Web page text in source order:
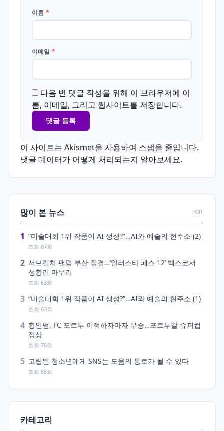
이름 *
이메일 *
다음 번 댓글 작성을 위해 이 브라우저에 이
름, 이메일, 그리고 웹사이트를 저장합니다.
이 사이트는 Akismet을 사용하여 스팸을 줄입니다.
댓글 데이터가 어떻게 처리되는지 알아보세요.
많이 본 뉴스 HOT
1 “미술대회 1위 작품이 AI 생성?”…AI와 예술의 현주소 (2)
조회 87회
2 서브컬처 팬덤 부산 집결…‘일러스타 페스 12’ 벡스코서
성황리 마무리
조회 63회
3 “미술대회 1위 작품이 AI 생성?”…AI와 예술의 현주소 (1)
조회 63회
4 황인범, FC 포르투 이적하자마자 우승…포르투갈 슈퍼컵
정상
조회 76회
5 고립된 청소년에게 SNS는 도움의 통로가 될 수 있다
조회 85회
카테고리